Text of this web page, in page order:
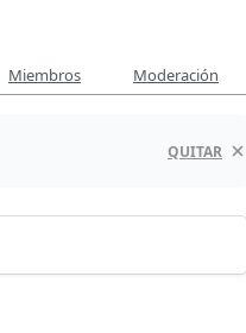
Miembros Moderación
QUITAR